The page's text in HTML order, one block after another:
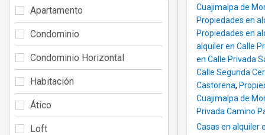
Cuajimalpa de
Propiedades en
Propiedades en
alquiler en Calle
en Calle Privada
Calle Segunda
Castorena,
Cuajimalpa de
Privada Camino
Casas en alquiler
Apartamento
Condominio
Condominio Horizontal
Habitación
Ático
Loft